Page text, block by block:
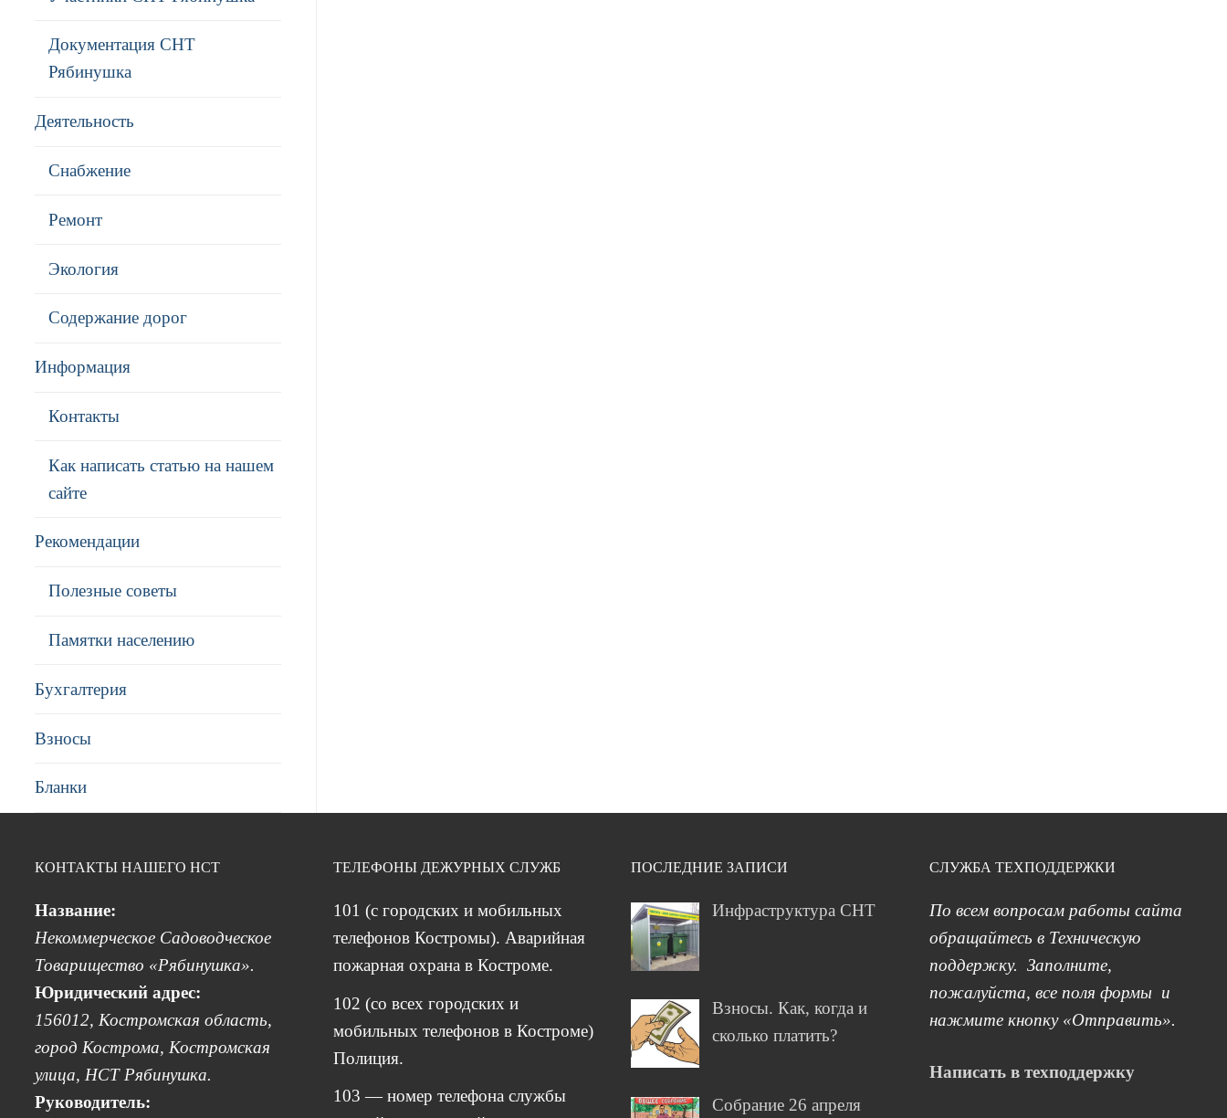
Документация СНТ
Рябинушка
Деятельность
Снабжение
Ремонт
Экология
Содержание дорог
Информация
Контакты
Как написать статью на нашем
сайте
Рекомендации
Полезные советы
Памятки населению
Бухгалтерия
Взносы
Бланки
КОНТАКТЫ НАШЕГО НСТ
Название:
Некоммерческое Садоводческое
Товарищество «Рябинушка».
Юридический адрес:
156012, Костромская область,
город Кострома, Костромская
улица, НСТ Рябинушка.
Руководитель:
ТЕЛЕФОНЫ ДЕЖУРНЫХ СЛУЖБ
101 (с городских и мобильных
телефонов Костромы). Аварийная
пожарная охрана в Костроме.
102 (со всех городских и
мобильных телефонов в Костроме)
Полиция.
103 — номер телефона службы
ПОСЛЕДНИЕ ЗАПИСИ
Инфраструктура СНТ
Взносы. Как, когда и
сколько платить?
Собрание 26 апреля
СЛУЖБА ТЕХПОДДЕРЖКИ
По всем вопросам работы сайта
обращайтесь в Техническую
поддержку. Заполните,
пожалуйста, все поля формы и
нажмите кнопку «Отправить».
Написать в техподдержку